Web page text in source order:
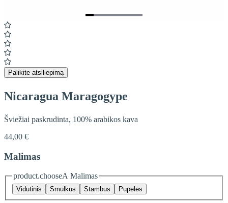
Item
1
of
7
Palikite atsiliepimą
Nicaragua Maragogype
Šviežiai paskrudinta, 100% arabikos kava
44,00 €
Malimas
product.chooseA Malimas
Vidutinis Smulkus Stambus Pupelės